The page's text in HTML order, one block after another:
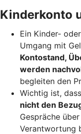
Kinderkonto
Ein Kinder-
Umgang mit
Kontostand,
werden
begleiten den
Wichtig ist,
nicht den
Gespräche
Verantwortung